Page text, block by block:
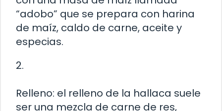
“adobo” que se prepara con harina
de maíz, caldo de carne, aceite y
especias.
2.
Relleno: el relleno de la hallaca suele
ser una mezcla de carne de res,